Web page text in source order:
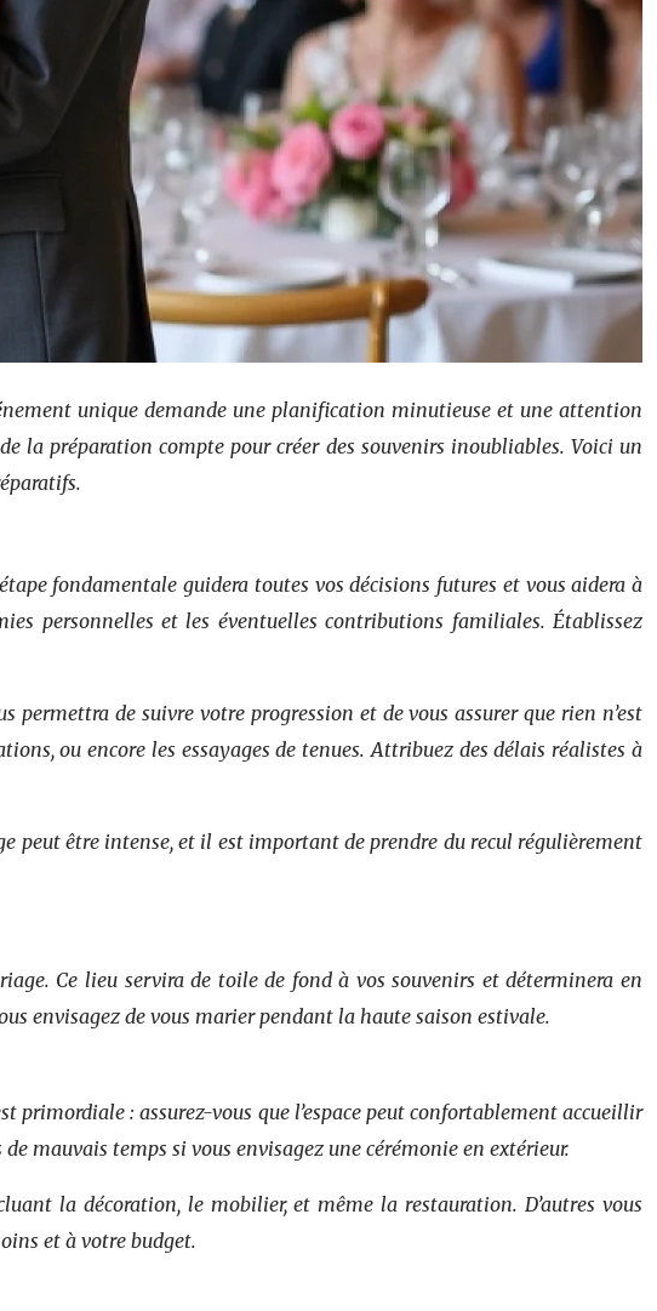
unique demande une planification minutieuse et une attention
la préparation compte pour créer des souvenirs inoubliables. Voici un
fondamentale guidera toutes vos décisions futures et vous aidera à
personnelles et les éventuelles contributions familiales. Établissez
de suivre votre progression et de vous assurer que rien n’est
ou encore les essayages de tenues. Attribuez des délais réalistes à
peut être intense, et il est important de prendre du recul régulièrement
Ce lieu servira de toile de fond à vos souvenirs et déterminera en
envisagez de vous marier pendant la haute saison estivale.
primordiale : assurez-vous que l’espace peut confortablement accueillir
mauvais temps si vous envisagez une cérémonie en extérieur.
la décoration, le mobilier, et même la restauration. D’autres vous
et à votre budget.